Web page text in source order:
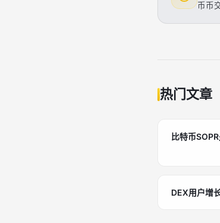
币币
热门文章
比特币
DEX用户增